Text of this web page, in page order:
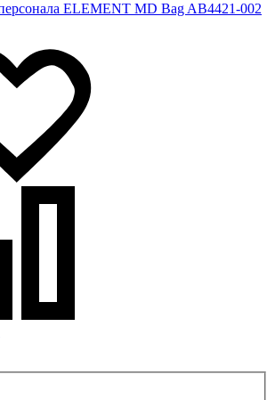
ELEMENT MD Bag AB4421-002